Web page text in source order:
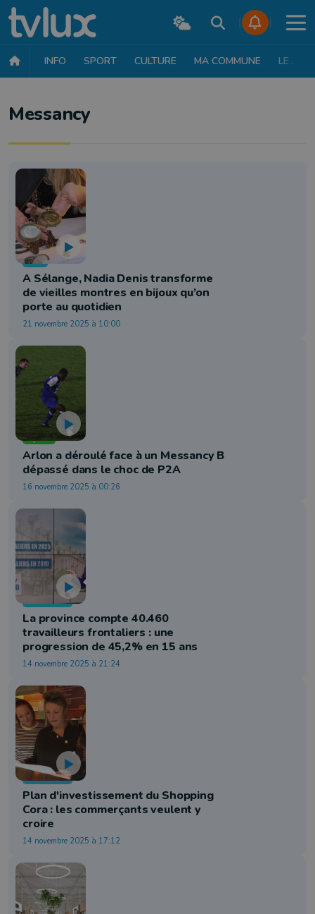
INFO SPORT CULTURE MA COMMUNE LE JT
Messancy
Info
A Sélange, Nadia Denis transforme
de vieilles montres en bijoux qu’on
porte au quotidien
21 novembre 2025 à 10:00
Sport
Arlon a déroulé face à un Messancy B
dépassé dans le choc de P2A
16 novembre 2025 à 00:26
Economie
La province compte 40.460
travailleurs frontaliers : une
progression de 45,2% en 15 ans
14 novembre 2025 à 21:24
Economie
Plan d'investissement du Shopping
Cora : les commerçants veulent y
croire
14 novembre 2025 à 17:12